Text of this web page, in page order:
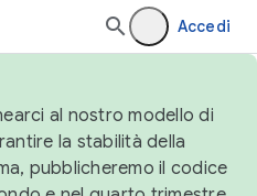
Accedi
al nostro modello di
la stabilità della
pubblicheremo il codice